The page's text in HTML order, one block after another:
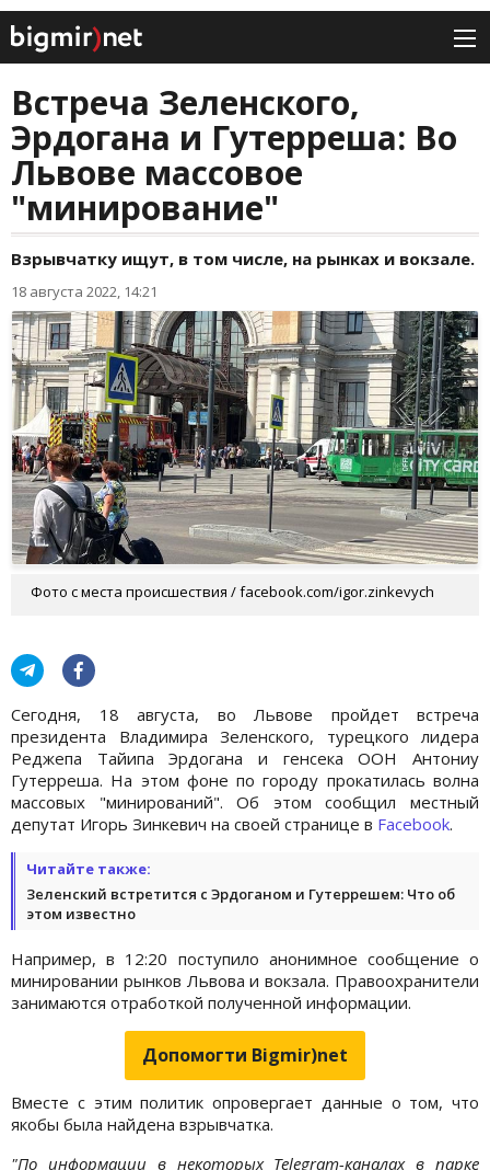
Встреча Зеленского,
Эрдогана и Гутерреша: Во
Львове массовое
"минирование"
Взрывчатку ищут, в том числе, на рынках и вокзале.
18 августа 2022, 14:21
Фото с места происшествия / facebook.com/igor.zinkevych
Сегодня, 18 августа, во Львове пройдет встреча
президента Владимира Зеленского, турецкого лидера
Реджепа Тайипа Эрдогана и генсека ООН Антониу
Гутерреша. На этом фоне по городу прокатилась волна
массовых "минирований". Об этом сообщил местный
депутат Игорь Зинкевич на своей странице в Facebook.
Читайте также:
Зеленский встретится с Эрдоганом и Гутеррешем: Что об
этом известно
Например, в 12:20 поступило анонимное сообщение о
минировании рынков Львова и вокзала. Правоохранители
занимаются отработкой полученной информации.
Допомогти Bigmir)net
Вместе с этим политик опровергает данные о том, что
якобы была найдена взрывчатка.
"По информации в некоторых Telegram-каналах в парке